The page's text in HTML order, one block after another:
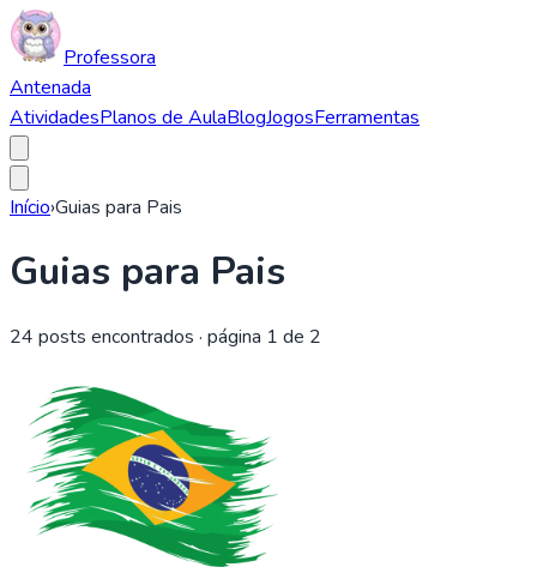
Professora
Antenada
AtividadesPlanos de AulaBlogJogosFerramentas
Início›Guias para Pais
Guias para Pais
24 posts encontrados · página 1 de 2